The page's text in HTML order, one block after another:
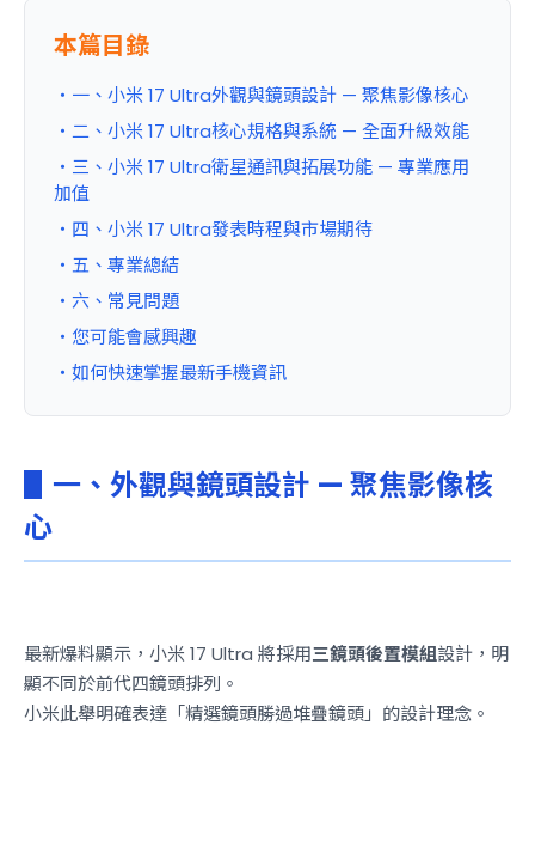
本篇目錄
・一、小米 17 Ultra外觀與鏡頭設計 — 聚焦影像核心
・二、小米 17 Ultra核心規格與系統 — 全面升級效能
・三、小米 17 Ultra衛星通訊與拓展功能 — 專業應用
加值
・四、小米 17 Ultra發表時程與市場期待
・五、專業總結
・六、常見問題
・您可能會感興趣
・如何快速掌握最新手機資訊
▋一、外觀與鏡頭設計 — 聚焦影像核
心
最新爆料顯示，小米 17 Ultra 將採用三鏡頭後置模組設計，明
顯不同於前代四鏡頭排列。
小米此舉明確表達「精選鏡頭勝過堆疊鏡頭」的設計理念。